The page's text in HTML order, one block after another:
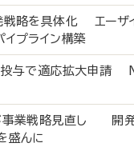
戦略を具体化 エーザ
イプライン構築
与で適応拡大申請
が事業戦略見直し 開
盛んに